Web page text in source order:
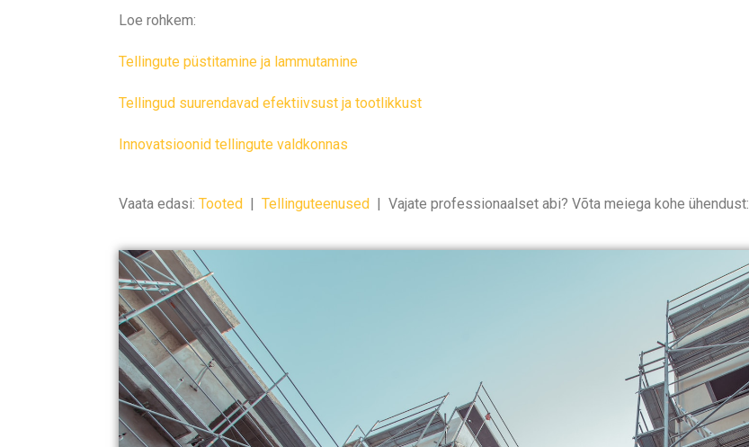
Loe rohkem:
Tellingute püstitamine ja lammutamine
Tellingud suurendavad efektiivsust ja tootlikkust
Innovatsioonid tellingute valdkonnas
Vaata edasi: Tooted Tellinguteenused Vajate professionaalset abi? Võta meiega kohe ühendust: